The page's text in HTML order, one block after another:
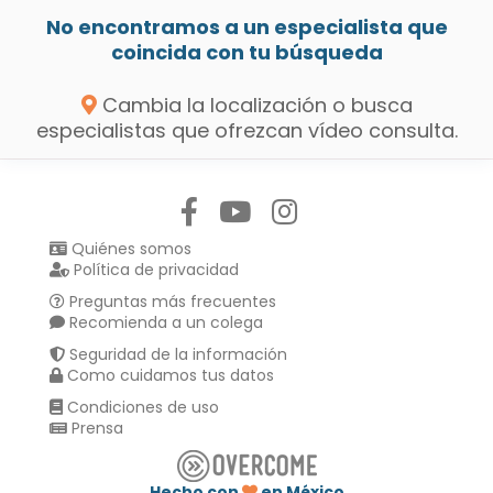
No encontramos a un especialista que
coincida con tu búsqueda
Cambia la localización o busca
especialistas que ofrezcan vídeo consulta.
Quiénes somos
Política de privacidad
Preguntas más frecuentes
Recomienda a un colega
Seguridad de la información
Como cuidamos tus datos
Condiciones de uso
Prensa